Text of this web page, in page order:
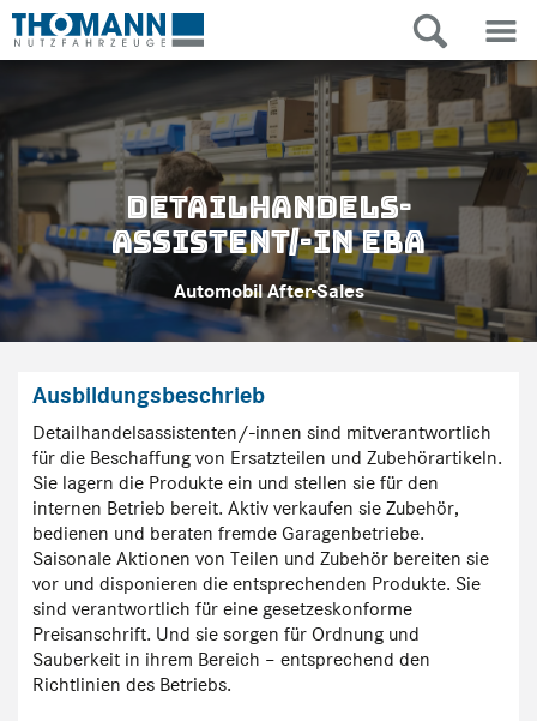
Detailhandels-
Assistent/-in EBA
Automobil After-Sales
Ausbildungsbeschrieb
Detailhandelsassistenten/-innen sind mitverantwortlich
für die Beschaffung von Ersatzteilen und Zubehörartikeln.
Sie lagern die Produkte ein und stellen sie für den
internen Betrieb bereit. Aktiv verkaufen sie Zubehör,
bedienen und beraten fremde Garagenbetriebe.
Saisonale Aktionen von Teilen und Zubehör bereiten sie
vor und disponieren die entsprechenden Produkte. Sie
sind verantwortlich für eine gesetzeskonforme
Preisanschrift. Und sie sorgen für Ordnung und
Sauberkeit in ihrem Bereich – entsprechend den
Richtlinien des Betriebs.